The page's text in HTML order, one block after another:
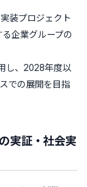
装プロジェクト
る企業グループの
し、2028年度以
での展開を目指
実証・社会実